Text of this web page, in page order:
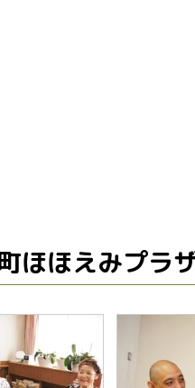
ほほえみプラ